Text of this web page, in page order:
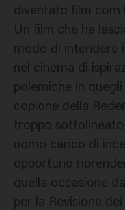
diventato film com
Un film che ha
modo di intendere
nel cinema di
polemiche in quegli
copione della
troppo sottolineato
uomo carico di
opportuno
quella occasione
per la Revisione dei